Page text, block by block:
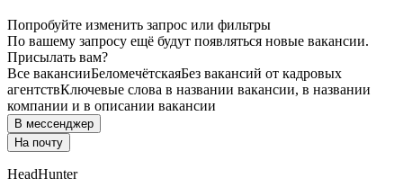
Попробуйте изменить запрос или фильтры
По вашему запросу ещё будут появляться новые вакансии.
Присылать вам?
Все вакансииБеломечётскаяБез вакансий от кадровых
агентствКлючевые слова в названии вакансии, в названии
компании и в описании вакансии
В мессенджер
На почту
HeadHunter